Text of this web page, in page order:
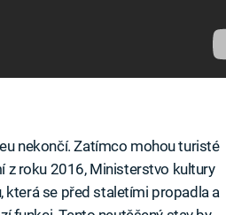
nekončí. Zatímco mohou turisté
z roku 2016, Ministerstvo kultury
která se před staletími propadla a